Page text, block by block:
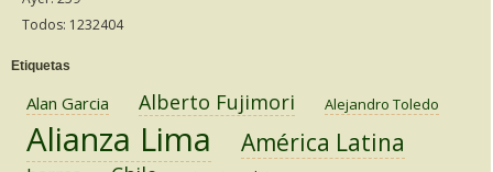
Todos: 1232404
Etiquetas
Alan Garcia Alberto Fujimori Alejandro Toledo
Alianza Lima América Latina